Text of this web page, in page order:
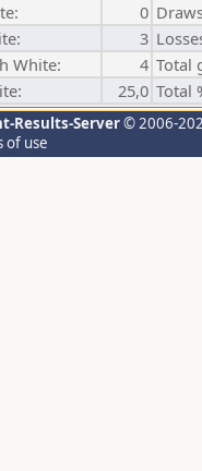
0
3
White:
4 Total
25,0 Total
Results-Server© 2006-
of use